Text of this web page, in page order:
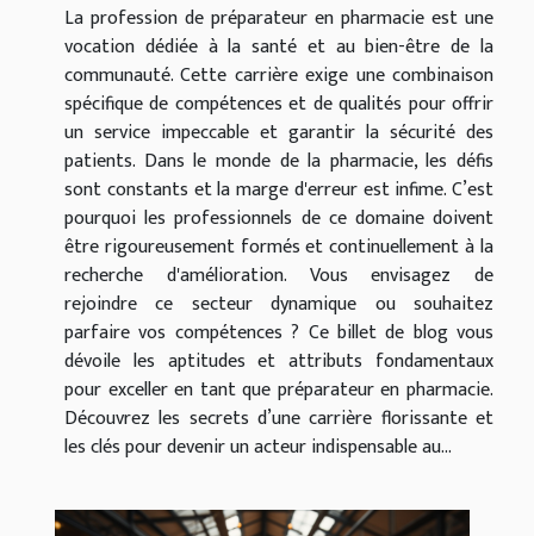
La profession de préparateur en pharmacie est une
vocation dédiée à la santé et au bien-être de la
communauté. Cette carrière exige une combinaison
spécifique de compétences et de qualités pour offrir
un service impeccable et garantir la sécurité des
patients. Dans le monde de la pharmacie, les défis
sont constants et la marge d'erreur est infime. C’est
pourquoi les professionnels de ce domaine doivent
être rigoureusement formés et continuellement à la
recherche d'amélioration. Vous envisagez de
rejoindre ce secteur dynamique ou souhaitez
parfaire vos compétences ? Ce billet de blog vous
dévoile les aptitudes et attributs fondamentaux
pour exceller en tant que préparateur en pharmacie.
Découvrez les secrets d’une carrière florissante et
les clés pour devenir un acteur indispensable au...